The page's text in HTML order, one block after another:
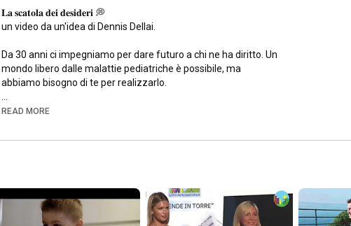
𝐋𝐚 𝐬𝐜𝐚𝐭𝐨𝐥𝐚 𝐝𝐞𝐢 𝐝𝐞𝐬𝐢𝐝𝐞𝐫𝐢 💭
un video da un'idea di Dennis Dellai.
Da 30 anni ci impegniamo per dare futuro a chi ne ha diritto. Un
mondo libero dalle malattie pediatriche è possibile, ma
abbiamo bisogno di te per realizzarlo.
✨ Fai la differenza. Con il tuo contributo, possiamo continuare a
READ MORE